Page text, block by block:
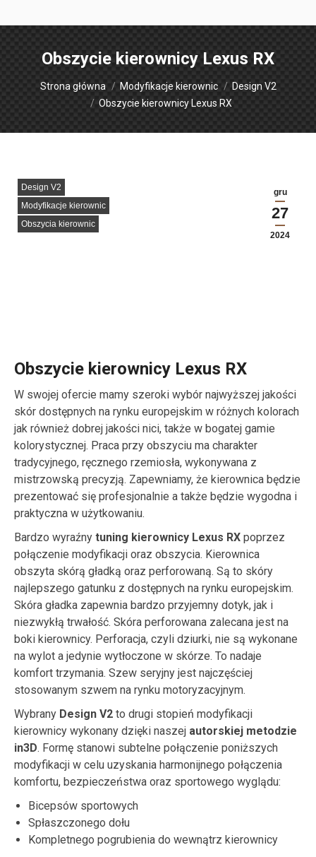
Obszycie kierownicy Lexus RX
Jesteś tutaj:
Strona główna Modyfikacje kierownic
Design V2
Obszycie kierownicy Lexus RX
gru
27
2024
Design V2
Modyfikacje kierownic
Obszycia kierownic
Obszycie kierownicy Lexus RX
W swojej ofercie mamy szeroki wybór najwyższej jakości
skór dostępnych na rynku europejskim w różnych kolorach
jak również dobrej jakości nici, także w bogatej gamie
kolorystycznej. Praca przy obszyciu ma charakter
tradycyjnego, ręcznego rzemiosła, wykonywana z
mistrzowską precyzją. Zapewniamy, że kierownica będzie
prezentować się profesjonalnie a także będzie wygodna i
praktyczna w użytkowaniu.
Bardzo wyraźny tuning kierownicy Lexus RX poprzez
połączenie modyfikacji oraz obszycia. Kierownica
obszyta skórą gładką oraz perforowaną. Są to skóry
najlepszego gatunku z dostępnych na rynku europejskim.
Skóra gładka zapewnia bardzo przyjemny dotyk, jak i
niezwykłą trwałość. Skóra perforowana zalecana jest na
boki kierownicy. Perforacja, czyli dziurki, nie są wykonane
na wylot a jedynie wytłoczone w skórze. To nadaje
komfort trzymania. Szew seryjny jest najczęściej
stosowanym szwem na rynku motoryzacyjnym.
Wybrany Design V2 to drugi stopień modyfikacji
kierownicy wykonany dzięki naszej autorskiej metodzie
in3D. Formę stanowi subtelne połączenie poniższych
modyfikacji w celu uzyskania harmonijnego połączenia
komfortu, bezpieczeństwa oraz sportowego wyglądu:
Bicepsów sportowych
Spłaszczonego dołu
Kompletnego pogrubienia do wewnątrz kierownicy